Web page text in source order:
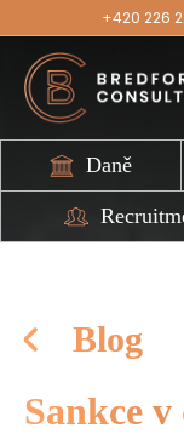
+420 226
Daně
Blog
Sankce